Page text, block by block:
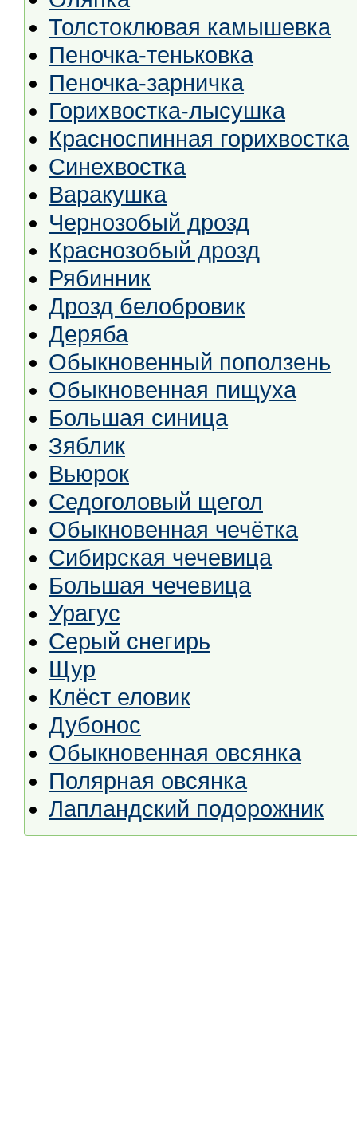
Толстоклювая камышевка
Пеночка-теньковка
Пеночка-зарничка
Горихвостка-лысушка
Красноспинная горихвостка
Синехвостка
Варакушка
Чернозобый дрозд
Краснозобый дрозд
Рябинник
Дрозд белобровик
Деряба
Обыкновенный поползень
Обыкновенная пищуха
Большая синица
Зяблик
Вьюрок
Седоголовый щегол
Обыкновенная чечётка
Сибирская чечевица
Большая чечевица
Урагус
Серый снегирь
Щур
Клёст еловик
Дубонос
Обыкновенная овсянка
Полярная овсянка
Лапландский подорожник